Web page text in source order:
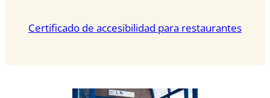
Certificado de accesibilidad para restaurantes